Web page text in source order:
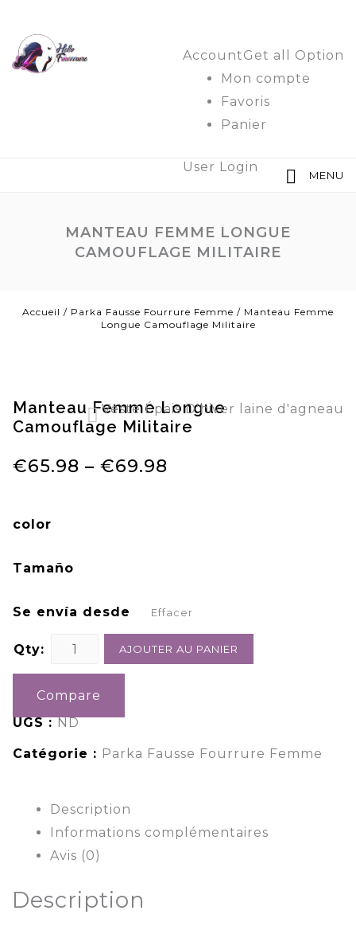
AccountGet all Option
Mon compte
Favoris
Panier
User Login
MENU
MANTEAU FEMME LONGUE
CAMOUFLAGE MILITAIRE
Accueil / Parka Fausse Fourrure Femme / Manteau Femme
Longue Camouflage Militaire
Manteau Femme Longue
Camouflage Militaire
Veste Épais D'hiver laine d'agneau
€65.98 – €69.98
color
Tamaño
Se envía desde Effacer
Qty: AJOUTER AU PANIER
Compare
UGS :ND
Catégorie : Parka Fausse Fourrure Femme
Description
Informations complémentaires
Avis (0)
Description